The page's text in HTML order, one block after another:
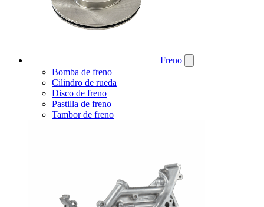
Freno
Bomba de freno
Cilindro de rueda
Disco de freno
Pastilla de freno
Tambor de freno